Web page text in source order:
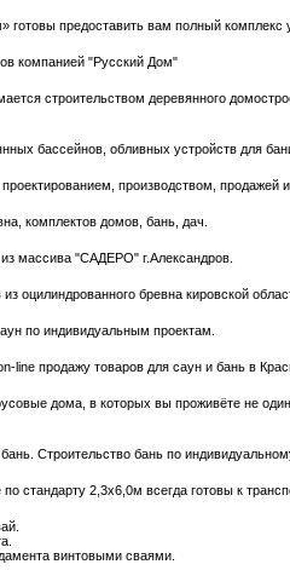
готовы предоставить вам полный комплекс
компанией "Русский Дом"
строительством деревянного
бассейнов, обливных устройств для
производством, продажей
комплектов домов, бань, дач.
массива "САДЕРО" г.Александров.
оцилиндрованного бревна кировской
по индивидуальным проектам.
line продажу товаров для саун и бань в
дома, в которых вы проживёте не
Строительство бань по
стандарту 2,3х6,0м всегда готовы к
винтовыми сваями.